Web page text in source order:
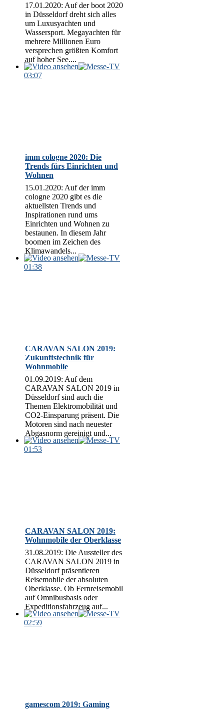
17.01.2020: Auf der boot 2020
in Düsseldorf dreht sich alles
um Luxusyachten und
Wassersport. Megayachten für
mehrere Millionen Euro
versprechen größten Komfort
auf hoher See....
03:07
imm cologne 2020: Die
Trends fürs Einrichten und
Wohnen
15.01.2020: Auf der imm
cologne 2020 gibt es die
aktuellsten Trends und
Inspirationen rund ums
Einrichten und Wohnen zu
bestaunen. In diesem Jahr
boomen im Zeichen des
Klimawandels...
01:38
CARAVAN SALON 2019:
Zukunftstechnik für
Wohnmobile
01.09.2019: Auf dem
CARAVAN SALON 2019 in
Düsseldorf sind auch die
Themen Elektromobilität und
CO2-Einsparung präsent. Die
Motoren sind nach neuester
Abgasnorm gereinigt und...
01:53
CARAVAN SALON 2019:
Wohnmobile der Oberklasse
31.08.2019: Die Aussteller des
CARAVAN SALON 2019 in
Düsseldorf präsentieren
Reisemobile der absoluten
Oberklasse. Ob Fernreisemobil
auf Omnibusbasis oder
Expeditionsfahrzeug auf...
02:59
gamescom 2019: Gaming